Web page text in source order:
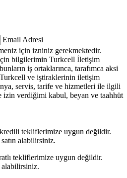
Email Adresi
için izniniz gerekmektedir.
bilgilerimin Turkcell İletişim
iş ortaklarınca, tarafımca aksi
ve iştiraklerinin iletişim
servis, tarife ve hizmetleri ile ilgili
izin verdiğimi kabul, beyan ve taahhüt
tekliflerimize uygun değildir.
alabilirsiniz.
tekliflerimize uygun değildir.